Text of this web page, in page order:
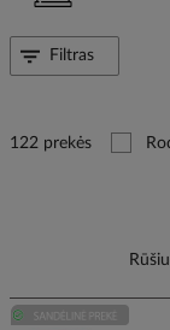
122 prekės
Filtras